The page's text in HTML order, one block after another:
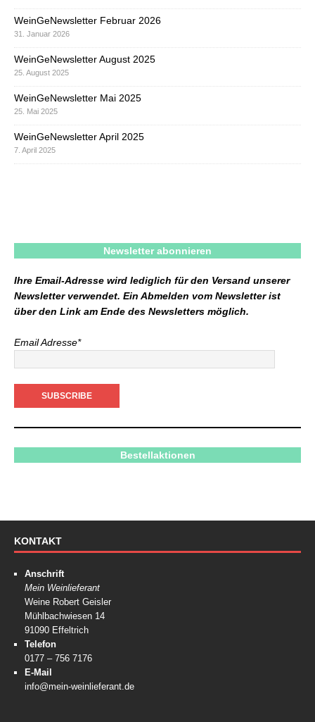
WeinGeNewsletter Februar 2026
31. Januar 2026
WeinGeNewsletter August 2025
25. August 2025
WeinGeNewsletter Mai 2025
25. Mai 2025
WeinGeNewsletter April 2025
7. April 2025
Newsletter abonnieren
Ihre Email-Adresse wird lediglich für den Versand unserer
Newsletter verwendet. Ein Abmelden vom Newsletter ist
über den Link am Ende des Newsletters möglich.
Email Adresse*
Bestellaktionen
KONTAKT
Anschrift
Mein Weinlieferant
Weine Robert Geisler
Mühlbachwiesen 14
91090 Effeltrich
Telefon
0177 – 756 7176
E-Mail
info@mein-weinlieferant.de